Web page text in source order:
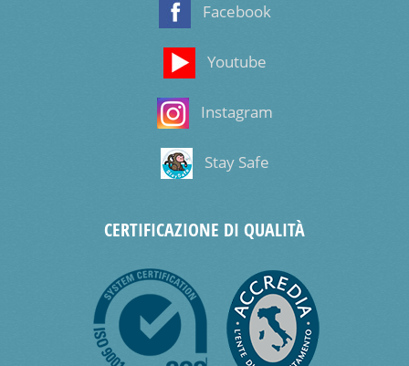
Facebook
Youtube
Instagram
Stay Safe
CERTIFICAZIONE DI QUALITÀ